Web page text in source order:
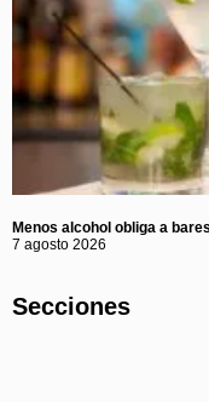
Menos alcohol obliga a
7 agosto 2026
Secciones